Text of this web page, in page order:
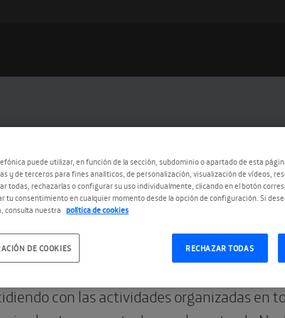
con las actividades organizadas en
puede utilizar, en función de la sección, subdominio o apartado de esta
y de terceros para fines analíticos, de personalización, visualización de vídeos,
todas, rechazarlas o configurar su uso individualmente, clicando en el botón
tu consentimiento en cualquier momento desde la opción de configuración. Si
consulta nuestra política de cookies
RECHAZAR TODAS
DE COOKIES